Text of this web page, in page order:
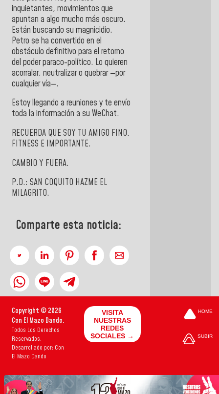
inquietantes, movimientos que
apuntan a algo mucho más oscuro.
Están buscando su magnicidio.
Petro se ha convertido en el
obstáculo definitivo para el retorno
del poder paraco-político. Lo quieren
acorralar, neutralizar o quebrar —por
cualquier vía—.
Estoy llegando a reuniones y te envío
toda la información a su WeChat.
RECUERDA QUE SOY TU AMIGO FINO,
FITNESS E IMPORTANTE.
CAMBIO Y FUERA.
P.D.: SAN COQUITO HAZME EL
MILAGRITO.
Comparte esta noticia:
Copyright © 2026
Con El Mazo Dando.
Todos Los Derechos
Reservados.
Desarrollado por: Con
El Mazo Dando
VISITA
NUESTRAS
REDES
SOCIALES →
HOME
SUBIR